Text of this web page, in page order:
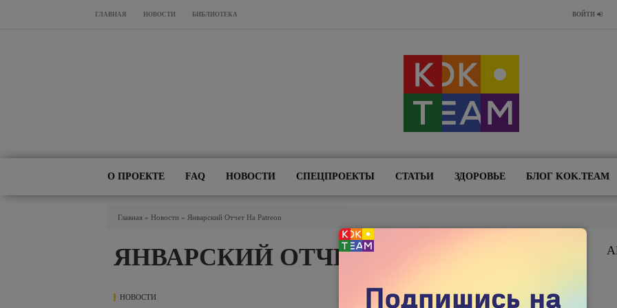
Перейти к основному содержанию
ГЛАВНАЯ НОВОСТИ БИБЛИОТЕКА ВОЙТИ
О ПРОЕКТЕ FAQ НОВОСТИ СПЕЦПРОЕКТЫ СТАТЬИ ЗДОРОВЬЕ БЛОГ KOK.TEAM
Главная » Новости » Январский Отчет На Patreon
ЯНВАРСКИЙ ОТЧЕТ НА PATREON
НОВОСТИ 13 ФЕВРАЛЯ 2019 2535 